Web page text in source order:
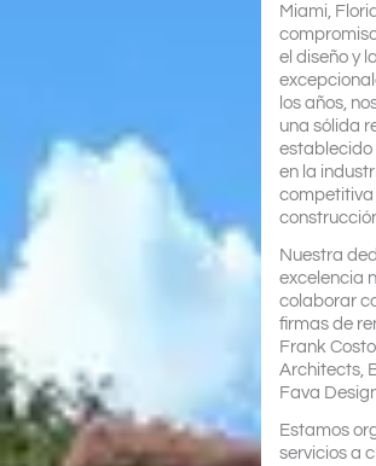
Miami,
el diseño y
los años,
una sólida
establecido
en la
competitiva
Nuestra
excelencia
colaborar
firmas de
Frank
Architects,
Fava
Estamos
servicios a